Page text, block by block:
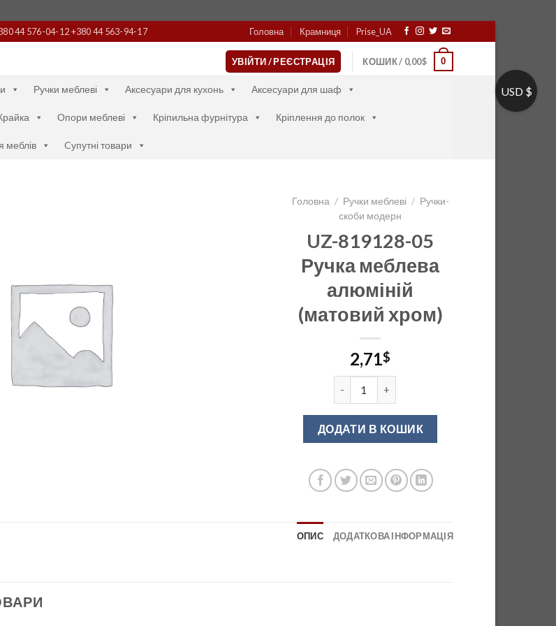
44 576-04-12 +380 44 563-94-17 Головна Крамниця Prise_UA
УВІЙТИ / РЕЄСТРАЦІЯ КОШИК / 0,00$ 0
Ручки меблеві Аксесуари для кухонь Аксесуари для шаф
Опори меблеві Кріпильна фурнітура Кріплення до полок
меблів Cупутні товари
Головна / Ручки меблеві / Ручки-
скоби модерн
UZ-819128-05
Ручка меблева
алюміній
(матовий хром)
2,71$
ДОДАТИ В КОШИК
ОПИС ДОДАТКОВА ІНФОРМАЦІЯ
USD $